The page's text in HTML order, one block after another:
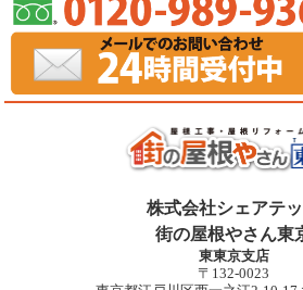
株式会社シェアテ
街の屋根やさん東
東東京支店
〒132-0023